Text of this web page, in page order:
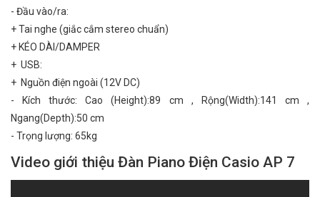
- Đầu vào/ra:
+ Tai nghe (giắc cắm stereo chuẩn)
+ KÉO DÀI/DAMPER
+ USB:
+ Nguồn điện ngoài (12V DC)
- Kích thước: Cao (Height):89 cm , Rộng(Width):141 cm ,
Ngang(Depth):50 cm
- Trọng lượng: 65kg
Video giới thiệu Đàn Piano Điện Casio AP 7